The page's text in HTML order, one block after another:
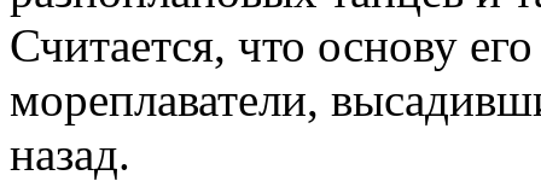
Считается, что основу
мореплаватели,
назад.